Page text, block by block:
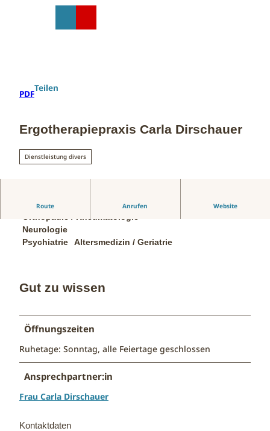
PDF
Teilen
Ergotherapiepraxis Carla Dirschauer
Dienstleistung divers
Route Anrufen Website
Kinderheilkunde / Pädiatrie
Neurologie
Psychiatrie
Altersmedizin / Geriatrie
Gut zu wissen
Öffnungszeiten
Ruhetage: Sonntag, alle Feiertage geschlossen
Ansprechpartner:in
Frau Carla Dirschauer
Kontaktdaten